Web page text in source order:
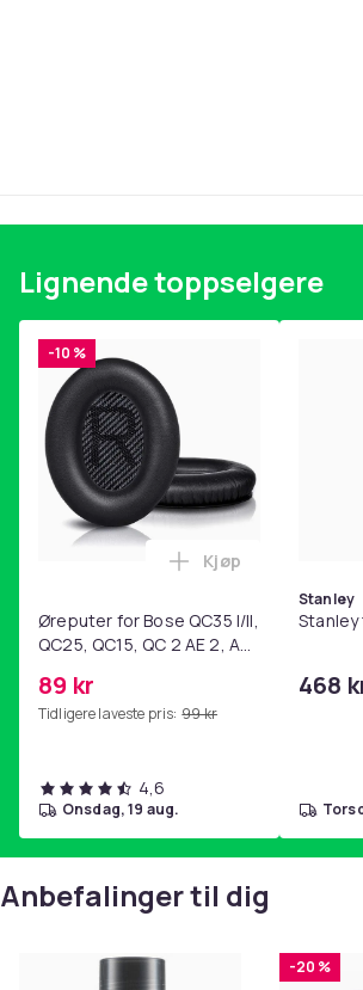
Lignende toppselgere
-10 %
Øreputer for Bose QC35 I/II,
QC25, QC15, QC 2 AE 2, AE
SoundLink Black
89 kr
Tidligere laveste pris: 99 kr
Legg Øreputer for
Kjøp
4,6
onsdag, 19 aug.
Stanley
468
Anbefalinger til dig
-20 %